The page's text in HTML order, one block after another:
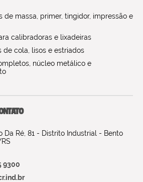
de massa, primer, tingidor, impressão e
calibradoras e lixadeiras
de cola, lisos e estriados
núcleo metálico e
Da Ré, 81 - Distrito Industrial - Bento
9300